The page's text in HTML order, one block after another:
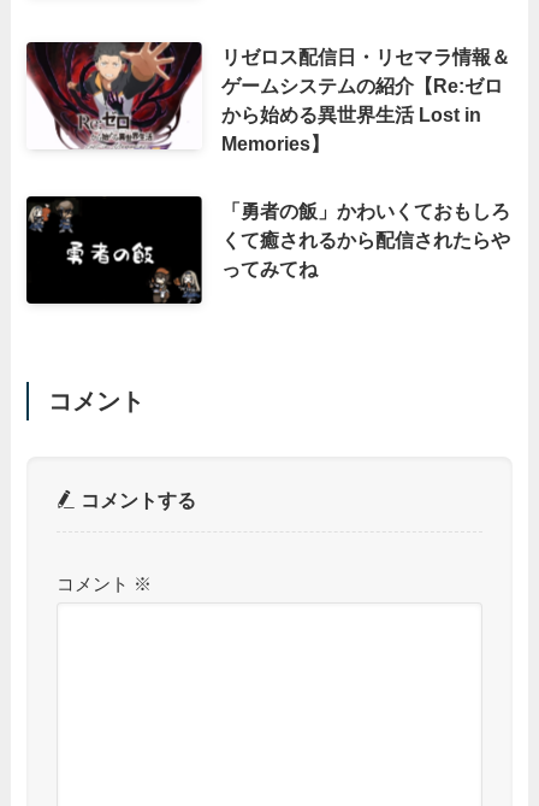
リゼロス配信日・リセマラ情報＆
ゲームシステムの紹介【Re:ゼロ
から始める異世界生活 Lost in
Memories】
「勇者の飯」かわいくておもしろ
くて癒されるから配信されたらや
ってみてね
コメント
コメントする
コメント ※